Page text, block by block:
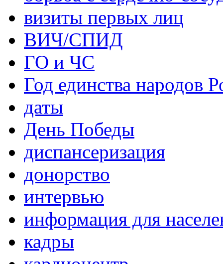
визиты первых лиц
ВИЧ/СПИД
ГО и ЧС
Год единства народов
даты
День Победы
диспансеризация
донорство
интервью
информация для
кадры